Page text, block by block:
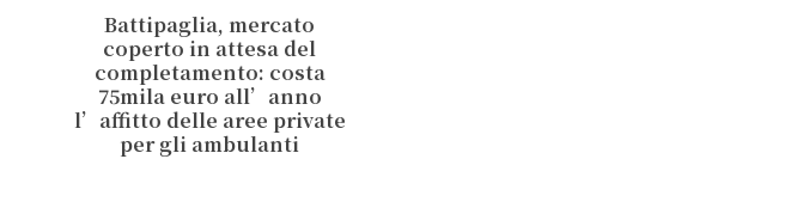
Battipaglia, mercato
coperto in attesa del
completamento: costa
75mila euro all’anno
l’affitto delle aree private
per gli ambulanti